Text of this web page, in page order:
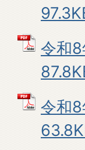
令和
令和